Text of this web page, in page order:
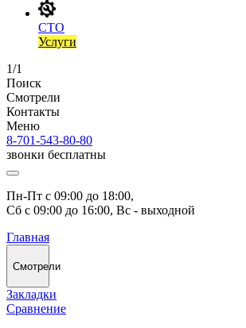
СТО
Услуги
1/1
Поиск
Смотрели
Контакты
Меню
8-701-543-80-80
звонки бесплатны
Пн-Пт с 09:00 до 18:00,
Сб с 09:00 до 16:00, Вс - выходной
Главная
Смотрели
Закладки
Сравнение